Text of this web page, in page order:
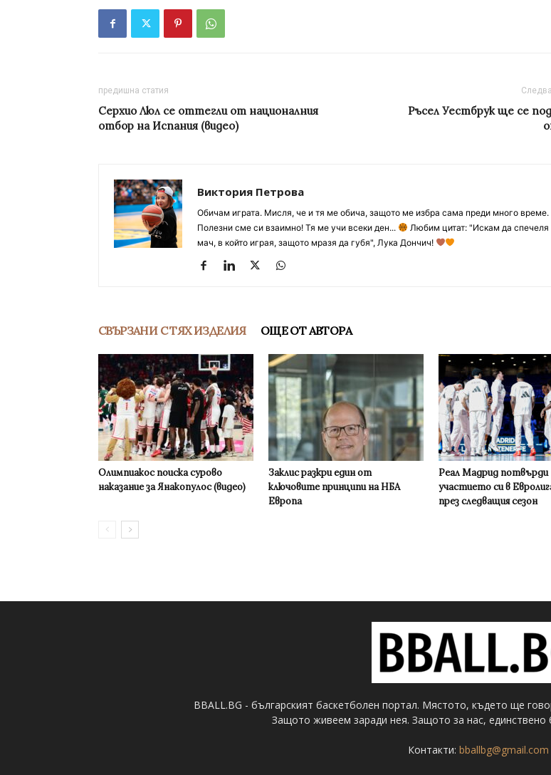
предишна статия
Серхио Люл се оттегли от националния
отбор на Испания (видео)
Ръсел Уестбрук ще се
Виктория Петрова
Обичам играта. Мисля, че и тя ме обича, защото ме избра сама преди много време.
Полезни сме си взаимно! Тя ме учи всеки ден...
Любим цитат: "Искам да спечеля
мач, в който играя, защото мразя да губя", Лука Дончич!
СВЪРЗАНИ С ТЯХ ИЗДЕЛИЯ ОЩЕ ОТ АВТОРА
Олимпиакос поиска сурово
наказание за Янакопулос (видео)
Заклис разкри един от
ключовите принципи на НБА
Европа
Реал Мадрид потвърди
участието си в
през следващия сезон
BBALL.BG - българският баскетболен портал. Мястото, където ще
Защото живеем заради нея. Защото за нас, единствено
Контакти: bballbg@gmail.com